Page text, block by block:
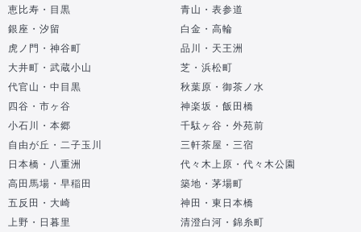
恵比寿・目黒
青山・表参道
銀座・汐留
白金・高輪
虎ノ門・神谷町
品川・天王洲
大井町・武蔵小山
芝・浜松町
代官山・中目黒
秋葉原・御茶ノ水
四谷・市ヶ谷
神楽坂・飯田橋
小石川・本郷
千駄ヶ谷・外苑前
自由が丘・二子玉川
三軒茶屋・三宿
日本橋・八重洲
代々木上原・代々木公園
高田馬場・早稲田
築地・茅場町
五反田・大崎
神田・東日本橋
上野・日暮里
清澄白河・錦糸町